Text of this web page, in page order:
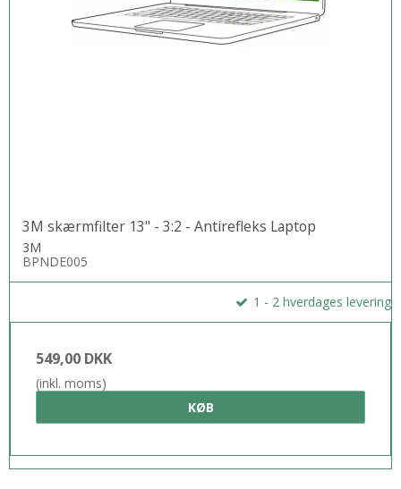
3M skærmfilter 13" - 3:2 - Antirefleks Laptop
3M
BPNDE005
1 - 2 hverdages levering
549,00 DKK
(inkl. moms)
KØB